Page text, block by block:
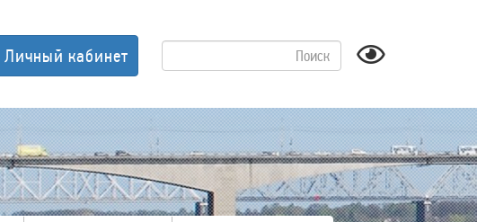
Личный кабинет